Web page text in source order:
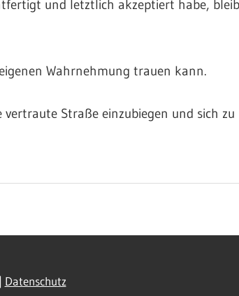
und letztlich akzeptiert habe,
Wahrnehmung trauen kann.
Straße einzubiegen und sich
| Datenschutz